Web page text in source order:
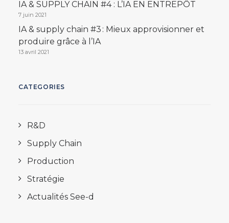
IA & SUPPLY CHAIN #4 : L’IA EN ENTREPÔT
7 juin 2021
IA & supply chain #3 : Mieux approvisionner et
produire grâce à l’IA
13 avril 2021
CATEGORIES
R&D
Supply Chain
Production
Stratégie
Actualités See-d